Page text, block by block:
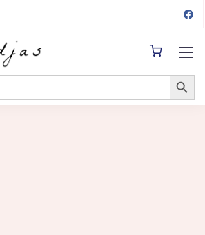
Search Button